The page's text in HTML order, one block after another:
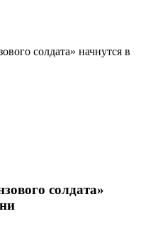
солдата» начнутся в
солдата»